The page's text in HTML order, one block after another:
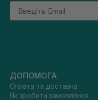
Email
ДОПОМОГА
Оплата та доставка
Як зробити замовлення